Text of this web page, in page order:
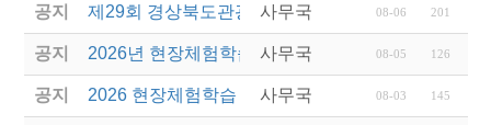
공지 제29회 경상북도관광기념품공모전 결과발표
사무국 08-06 201
공지 2026년 현장체험학습 안전과정(신규.재강습) 교육
사무국 08-05 126
공지 2026 현장체험학습 안전과정 교육(신규. 재강습)
사무국 08-03 145